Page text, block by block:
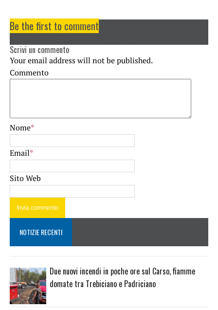
Be the first to comment
Scrivi un commento
Your email address will not be published.
Commento
Nome*
Email*
Sito Web
NOTIZIE RECENTI
Due nuovi incendi in poche ore sul Carso, fiamme
domate tra Trebiciano e Padriciano